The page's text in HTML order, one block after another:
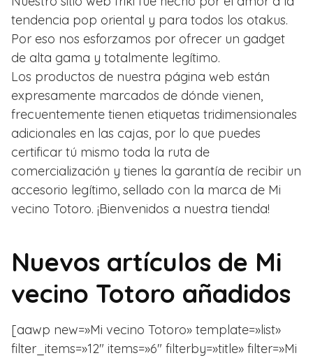
tendencia pop oriental y para todos los otakus.
Por eso nos esforzamos por ofrecer un gadget
de alta gama y totalmente legítimo.
Los productos de nuestra página web están
expresamente marcados de dónde vienen,
frecuentemente tienen etiquetas tridimensionales
adicionales en las cajas, por lo que puedes
certificar tú mismo toda la ruta de
comercialización y tienes la garantía de recibir un
accesorio legítimo, sellado con la marca de Mi
vecino Totoro. ¡Bienvenidos a nuestra tienda!
Nuevos artículos de Mi
vecino Totoro añadidos
[aawp new=»Mi vecino Totoro» template=»list»
filter_items=»12″ items=»6″ filterby=»title» filter=»Mi